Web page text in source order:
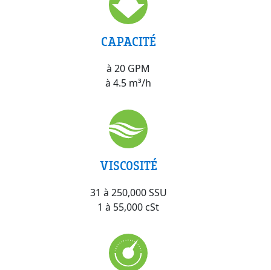
CAPACITÉ
à 20 GPM
à 4.5 m³/h
VISCOSITÉ
31 à 250,000 SSU
1 à 55,000 cSt